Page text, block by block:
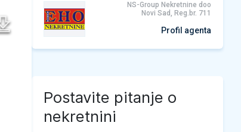
NS-Group Nekretnine doo
Novi Sad, Reg.br. 711
Profil agenta
Postavite pitanje o
nekretnini